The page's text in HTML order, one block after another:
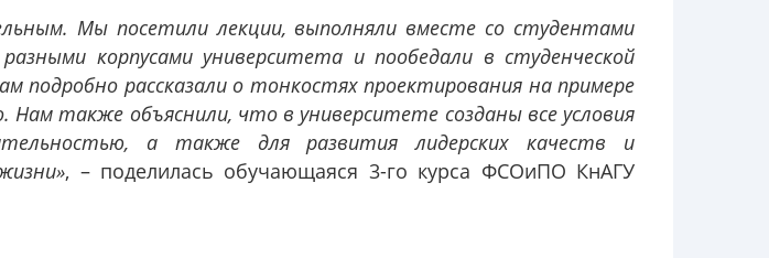
Мы посетили лекции, выполняли вместе со студентами
корпусами университета и пообедали в студенческой
рассказали о тонкостях проектирования на примере
также объяснили, что в университете созданы все условия
а также для развития лидерских качеств и
, – поделилась обучающаяся 3-го курса ФСОиПО КнАГУ